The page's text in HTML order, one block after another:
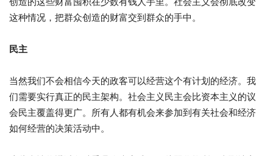
这种情况，把群众创造的财富交到群众的手中。
民主
当然我们不会相信今天的政客可以经营这个有计划的经济。我
们需要实行真正的民主架构。社会主义民主会比资本主义的议
会民主覆盖得更广。所有人都有机会来参加到有关社会和经济
如何经营的决策活动中。